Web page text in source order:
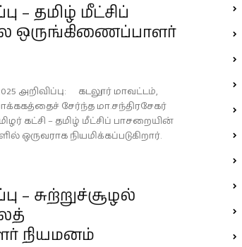
– தமிழ் மீட்சிப்
ஒருங்கிணைப்பாளர்
அறிவிப்பு: கடலூர் மாவட்டம்,
சேர்ந்த மா.சந்திரசேகர்
கட்சி – தமிழ் மீட்சிப் பாசறையின்
ஒருவராக நியமிக்கப்படுகிறார்.
– சுற்றுச்சூழல்
நியமனம்